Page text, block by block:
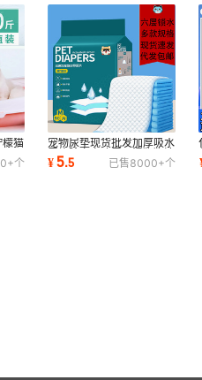
猫
20
个
宠物尿垫现货批发加厚吸水
尿片除臭泰迪尿不湿狗狗清
洁尿垫狗垫子
¥5.5 已售8000+个